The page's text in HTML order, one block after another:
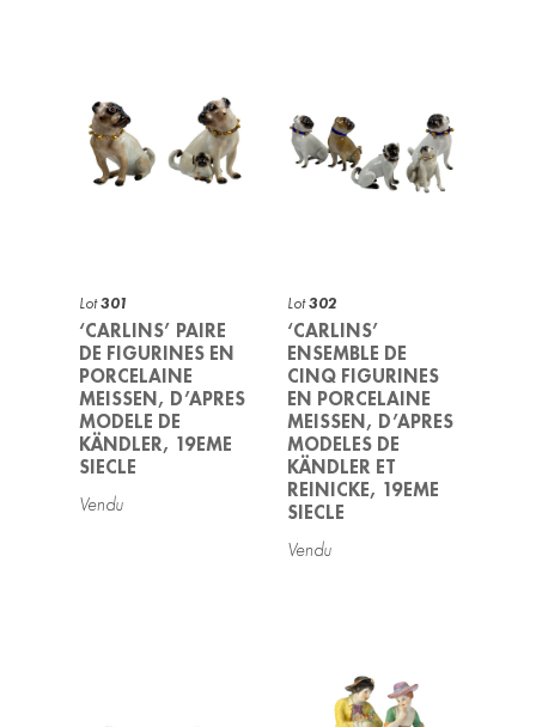
Lot301
‘CARLINS’ PAIRE
DE FIGURINES EN
PORCELAINE
MEISSEN, D’APRES
MODELE DE
KÄNDLER, 19EME
SIECLE
Lot302
‘CARLINS’
ENSEMBLE DE
CINQ FIGURINES
EN PORCELAINE
MEISSEN, D’APRES
MODELES DE
KÄNDLER ET
REINICKE, 19EME
SIECLE